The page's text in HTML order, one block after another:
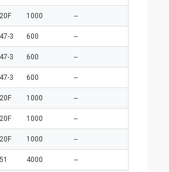
1000 --
3 600 --
3 600 --
3 600 --
1000 --
1000 --
1000 --
4000 --